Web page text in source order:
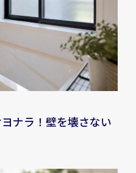
ナラ！壁を壊さない